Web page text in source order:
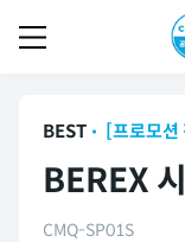
BEST [프로모션
BEREX
CMQ-SP01S